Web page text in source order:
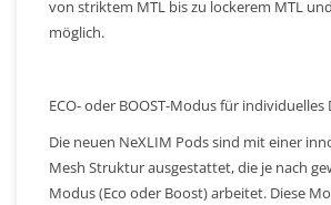
von striktem MTL bis zu lockerem MTL
möglich.
ECO- oder BOOST-Modus für individuelles
Die neuen NeXLIM Pods sind mit einer
Mesh Struktur ausgestattet, die je nach
Modus (Eco oder Boost) arbeitet. Diese